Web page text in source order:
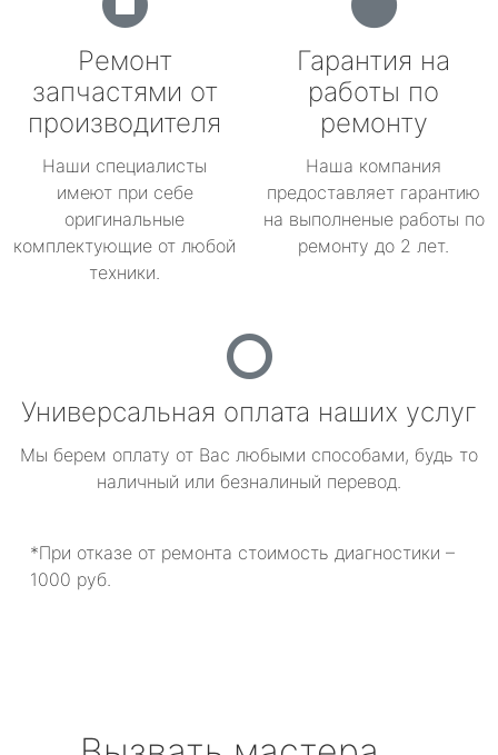
Ремонт
запчастями от
производителя
Наши специалисты
имеют при себе
оригинальные
комплектующие от любой
техники.
Гарантия на
работы по
ремонту
Наша компания
предоставляет гарантию
на выполненые работы по
ремонту до 2 лет.
Универсальная оплата наших услуг
Мы берем оплату от Вас любыми способами, будь то
наличный или безналиный перевод.
*При отказе от ремонта стоимость диагностики –
1000 руб.